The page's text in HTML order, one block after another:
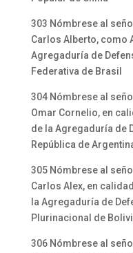
303 Nómbrese al
Carlos Alberto, como
Agregaduría de
Federativa de Brasil
304 Nómbrese al
Omar Cornelio, en
de la Agregaduría de
República de
305 Nómbrese al
Carlos Alex, en
la Agregaduría de
Plurinacional de
306 Nómbrese al